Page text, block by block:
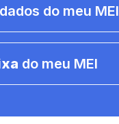
do meu MEI
do meu MEI